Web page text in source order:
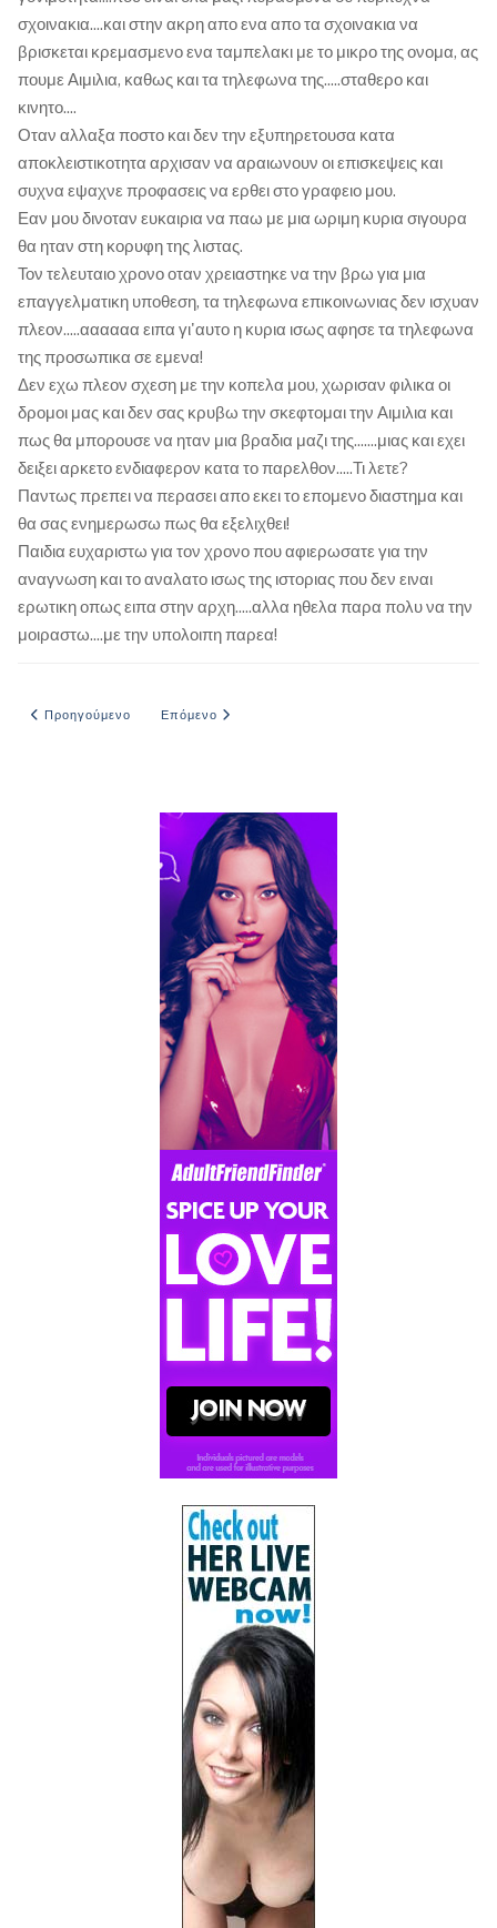
σχοινακια....και στην ακρη απο ενα απο τα σχοινακια να
βρισκεται κρεμασμενο ενα ταμπελακι με το μικρο της ονομα, ας
πουμε Αιμιλια, καθως και τα τηλεφωνα της.....σταθερο και
κινητο....
Οταν αλλαξα ποστο και δεν την εξυπηρετουσα κατα
αποκλειστικοτητα αρχισαν να αραιωνουν οι επισκεψεις και
συχνα εψαχνε προφασεις να ερθει στο γραφειο μου.
Εαν μου δινοταν ευκαιρια να παω με μια ωριμη κυρια σιγουρα
θα ηταν στη κορυφη της λιστας.
Τον τελευταιο χρονο οταν χρειαστηκε να την βρω για μια
επαγγελματικη υποθεση, τα τηλεφωνα επικοινωνιας δεν ισχυαν
πλεον.....αααααα ειπα γι'αυτο η κυρια ισως αφησε τα τηλεφωνα
της προσωπικα σε εμενα!
Δεν εχω πλεον σχεση με την κοπελα μου, χωρισαν φιλικα οι
δρομοι μας και δεν σας κρυβω την σκεφτομαι την Αιμιλια και
πως θα μπορουσε να ηταν μια βραδια μαζι της.......μιας και εχει
δειξει αρκετο ενδιαφερον κατα το παρελθον.....Τι λετε?
Παντως πρεπει να περασει απο εκει το επομενο διαστημα και
θα σας ενημερωσω πως θα εξελιχθει!
Παιδια ευχαριστω για τον χρονο που αφιερωσατε για την
αναγνωση και το αναλατο ισως της ιστοριας που δεν ειναι
ερωτικη οπως ειπα στην αρχη.....αλλα ηθελα παρα πολυ να την
μοιραστω....με την υπολοιπη παρεα!
Προηγούμενο άρθρο: Η παρθενιά της 17χρονης
Προηγούμενο Επόμενο άρθρο: Η χωρισμένη μαμά σε ακραίες
Επόμενο